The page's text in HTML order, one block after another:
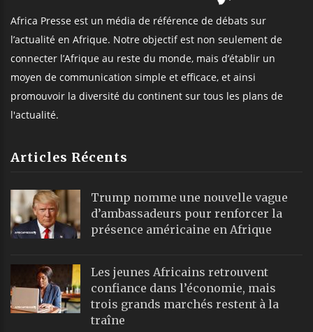
Africa Presse est un média de référence de débats sur
l’actualité en Afrique. Notre objectif est non seulement de
connecter l’Afrique au reste du monde, mais d’établir un
moyen de communication simple et efficace, et ainsi
promouvoir la diversité du continent sur tous les plans de
l'actualité.
Articles Récents
Trump nomme une nouvelle vague
d’ambassadeurs pour renforcer la
présence américaine en Afrique
Les jeunes Africains retrouvent
confiance dans l’économie, mais
trois grands marchés restent à la
traîne